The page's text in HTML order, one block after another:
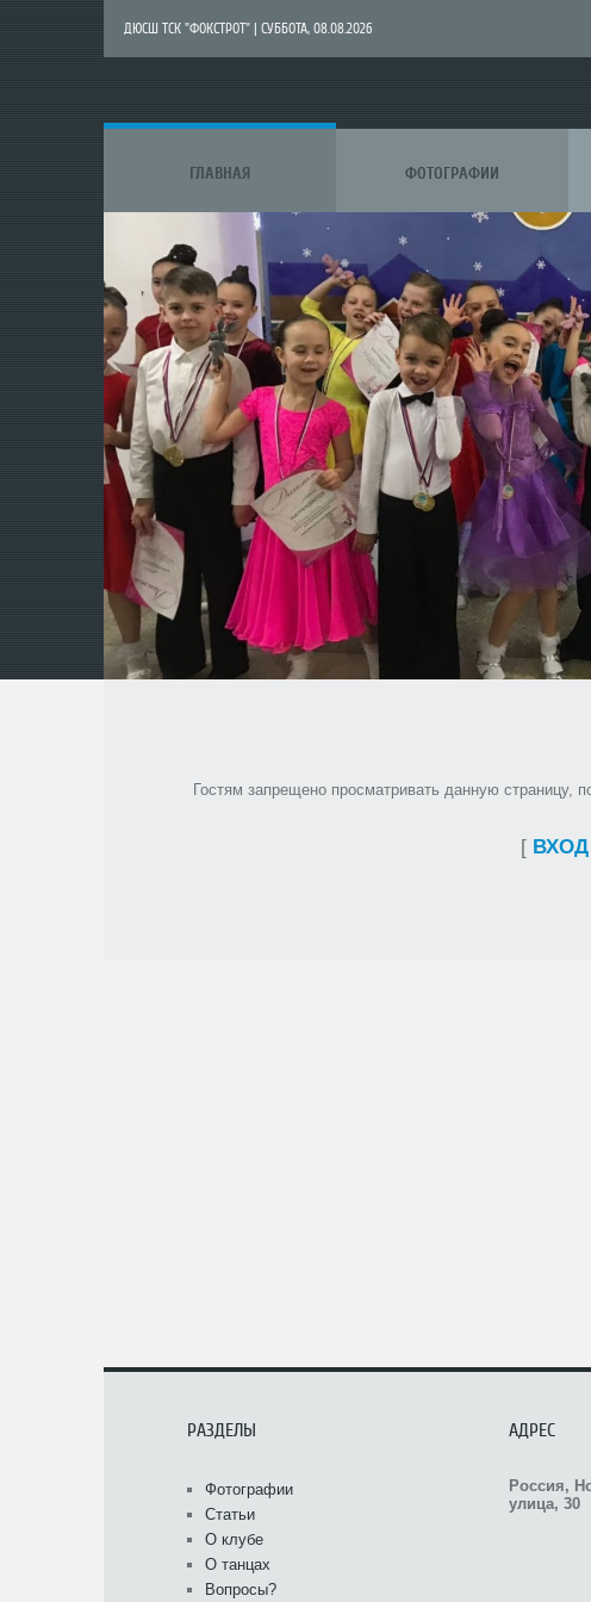
ДЮСШ ТСК "ФОКСТРОТ" | СУББОТА, 08.08.2026
ГЛАВНАЯ ФОТОГРАФИИ
Гостям запрещено просматривать данную страницу,
[ ВХОД
РАЗДЕЛЫ
Фотографии
Статьи
О клубе
О танцах
Вопросы?
АДРЕС
Россия,
улица, 30